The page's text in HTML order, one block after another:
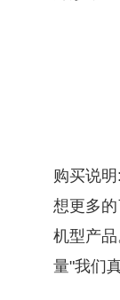
购买说明
想更多
机型产
量"我们